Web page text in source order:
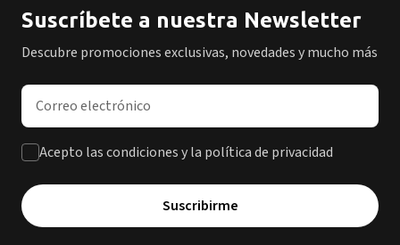
Suscríbete a nuestra Newsletter
Descubre promociones exclusivas, novedades y mucho más
Dirección de correo electrónico
Acepto las condiciones y la política de privacidad
Suscribirme